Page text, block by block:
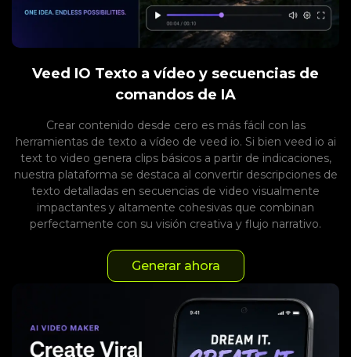
Veed IO Texto a vídeo y secuencias de
comandos de IA
Crear contenido desde cero es más fácil con las
herramientas de texto a vídeo de veed io. Si bien veed io ai
text to video genera clips básicos a partir de indicaciones,
nuestra plataforma se destaca al convertir descripciones de
texto detalladas en secuencias de video visualmente
impactantes y altamente cohesivas que combinan
perfectamente con su visión creativa y flujo narrativo.
Generar ahora